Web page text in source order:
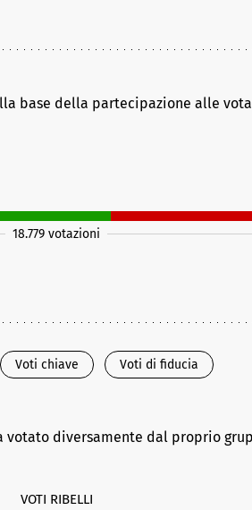
base della partecipazione alle
18.779 votazioni
Voti chiave Voti di fiducia
diversamente dal proprio
VOTI RIBELLI